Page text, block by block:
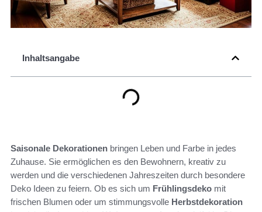
Inhaltsangabe
Saisonale Dekorationen bringen Leben und Farbe in jedes
Zuhause. Sie ermöglichen es den Bewohnern, kreativ zu
werden und die verschiedenen Jahreszeiten durch besondere
Deko Ideen zu feiern. Ob es sich um Frühlingsdeko mit
frischen Blumen oder um stimmungsvolle Herbstdekoration